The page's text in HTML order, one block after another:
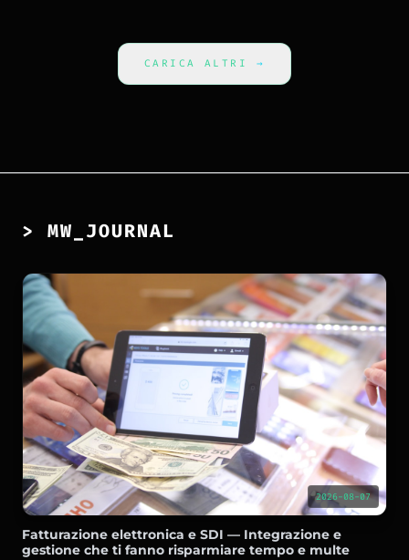
CARICA ALTRI →
> MW_JOURNAL
2026-08-07
Fatturazione elettronica e SDI — Integrazione e
gestione che ti fanno risparmiare tempo e multe